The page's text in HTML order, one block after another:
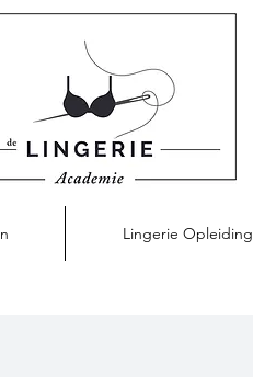
Lingerie Opleiding